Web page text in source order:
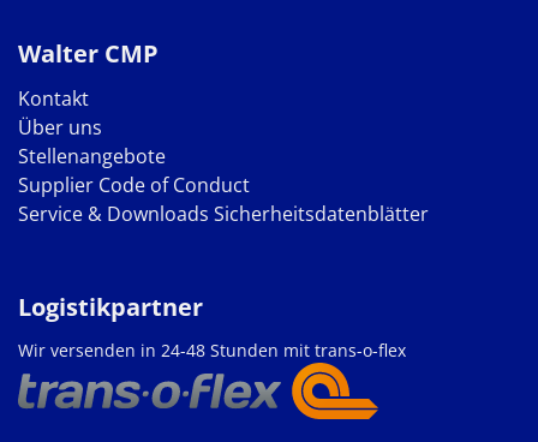
Walter CMP
Kontakt
Über uns
Stellenangebote
Supplier Code of Conduct
Service & Downloads Sicherheitsdatenblätter
Logistikpartner
Wir versenden in 24-48 Stunden mit trans-o-flex